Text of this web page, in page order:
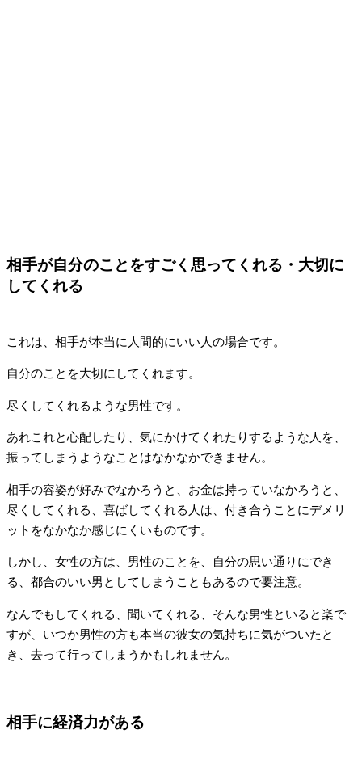
相手が自分のことをすごく思ってくれる・大切に
してくれる
これは、相手が本当に人間的にいい人の場合です。
自分のことを大切にしてくれます。
尽くしてくれるような男性です。
あれこれと心配したり、気にかけてくれたりするような人を、
振ってしまうようなことはなかなかできません。
相手の容姿が好みでなかろうと、お金は持っていなかろうと、
尽くしてくれる、喜ばしてくれる人は、付き合うことにデメリ
ットをなかなか感じにくいものです。
しかし、女性の方は、男性のことを、自分の思い通りにでき
る、都合のいい男としてしまうこともあるので要注意。
なんでもしてくれる、聞いてくれる、そんな男性といると楽で
すが、いつか男性の方も本当の彼女の気持ちに気がついたと
き、去って行ってしまうかもしれません。
相手に経済力がある